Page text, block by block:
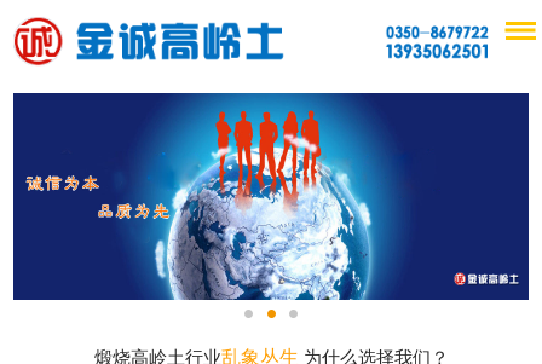
煅烧高岭土行业乱象丛生 为什么选择我们？